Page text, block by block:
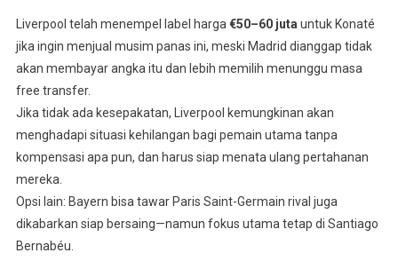
Liverpool telah menempel label harga €50–60 juta untuk Konaté
jika ingin menjual musim panas ini, meski Madrid dianggap tidak
akan membayar angka itu dan lebih memilih menunggu masa
free transfer.
Jika tidak ada kesepakatan, Liverpool kemungkinan akan
menghadapi situasi kehilangan bagi pemain utama tanpa
kompensasi apa pun, dan harus siap menata ulang pertahanan
mereka.
Opsi lain: Bayern bisa tawar Paris Saint-Germain rival juga
dikabarkan siap bersaing—namun fokus utama tetap di Santiago
Bernabéu.